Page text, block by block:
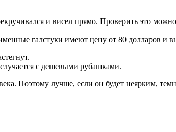
и висел прямо. Проверить это
галстуки имеют цену от 80 долларов и
с дешевыми рубашками.
Поэтому лучше, если он будет неярким,